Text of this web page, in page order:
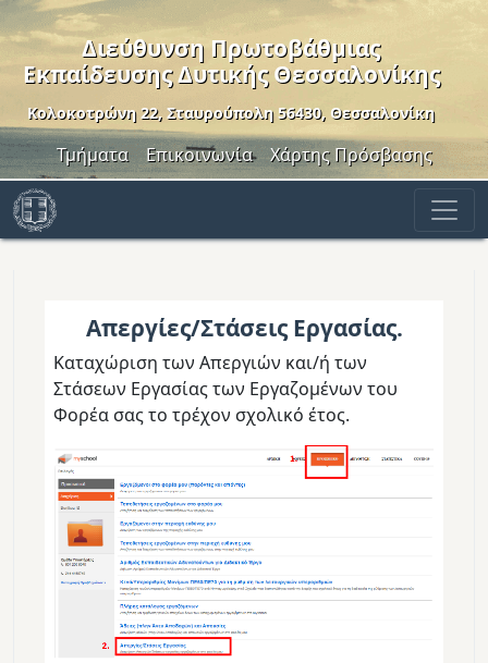
Παράκαμψη προς το κυρίως περιεχόμενο
Διεύθυνση Πρωτοβάθμιας
Εκπαίδευσης Δυτικής Θεσσαλονίκης
Κολοκοτρώνη 22, Σταυρούπολη 56430, Θεσσαλονίκη
Header Menu
Τμήματα Επικοινωνία Χάρτης Πρόσβασης
Απεργίες/Στάσεις Εργασίας.
Καταχώριση των Απεργιών και/ή των
Στάσεων Εργασίας των Εργαζομένων του
Φορέα σας το τρέχον σχολικό έτος.